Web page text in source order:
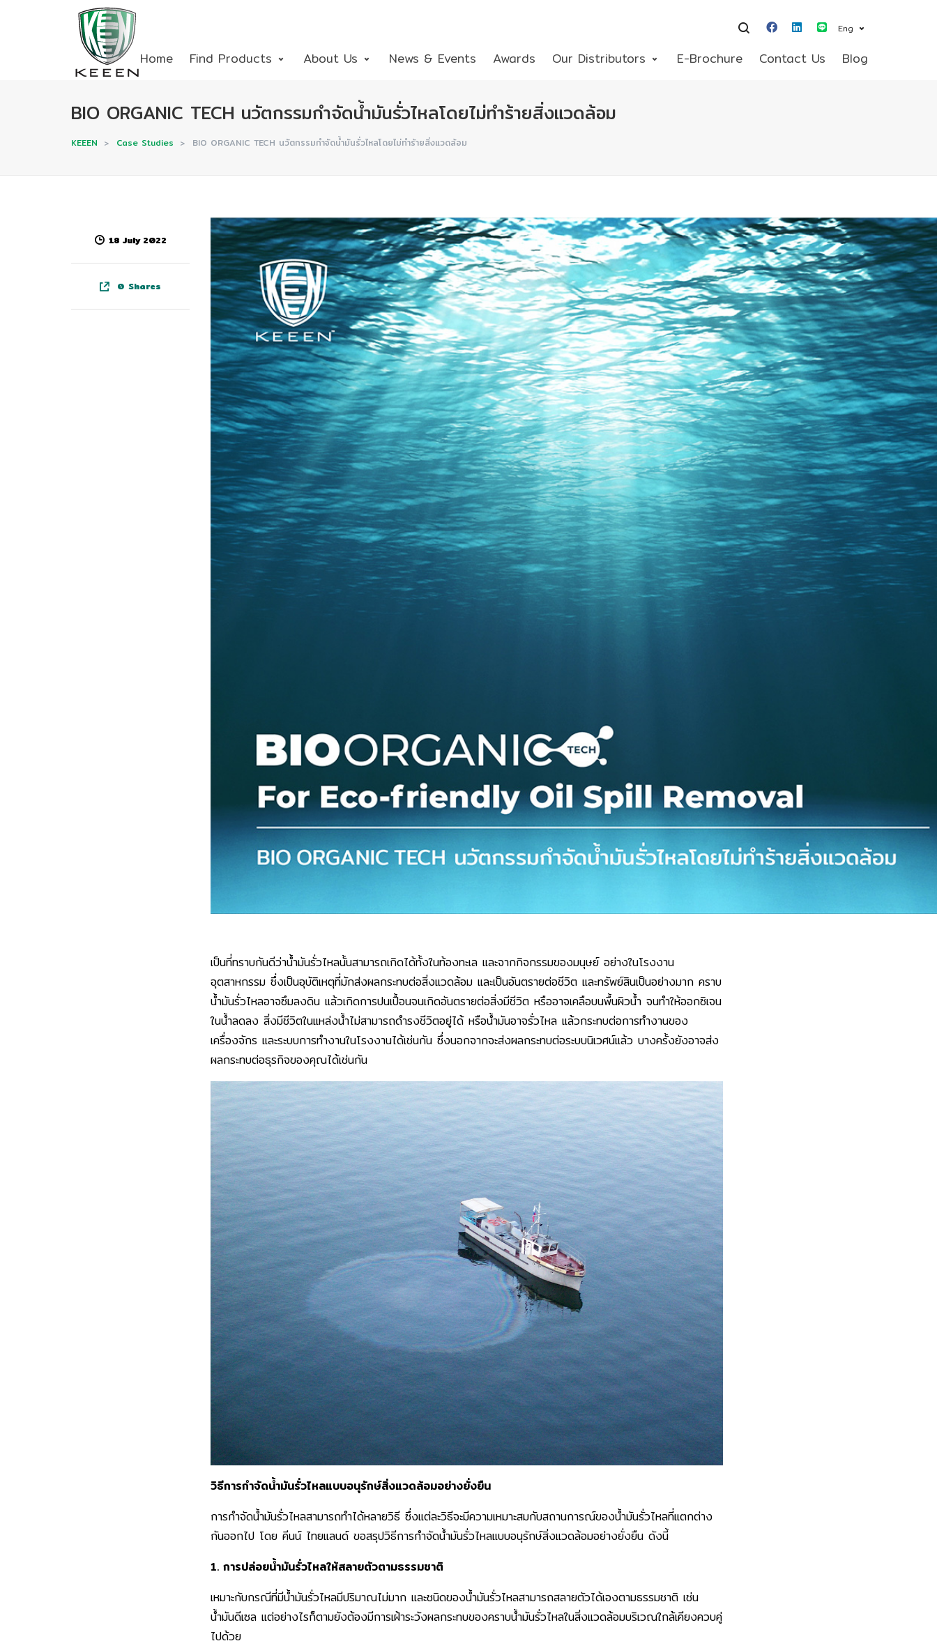
Home Find Products About Us News & Events Awards Our Distributors E-Brochure Contact Us Blog
Eng
BIO ORGANIC TECH นวัตกรรมกําจัดนํ้ามันรั่วไหลโดยไม่ทําร้ายสิ่งแวดล้อม
KEEEN > Case Studies > BIO ORGANIC TECH นวัตกรรมกําจัดนํ้ามันรั่วไหลโดยไม่ทําร้ายสิ่งแวดล้อม
18 July 2022
0 Shares
เป็นที่ทราบกันดีว่าน้ำมันรั่วไหลนั้นสามารถเกิดได้ทั้งในท้องทะเล และจากกิจกรรมของมนุษย์ อย่างในโรงงาน
อุตสาหกรรม ซึ่งเป็นอุบัติเหตุที่มักส่งผลกระทบต่อสิ่งแวดล้อม และเป็นอันตรายต่อชีวิต และทรัพย์สินเป็นอย่างมาก คราบ
น้ำมันรั่วไหลอาจซึมลงดิน แล้วเกิดการปนเปื้อนจนเกิดอันตรายต่อสิ่งมีชีวิต หรืออาจเคลือบนพื้นผิวน้ำ จนทำให้ออกซิเจน
ในน้ำลดลง สิ่งมีชีวิตในแหล่งน้ำไม่สามารถดำรงชีวิตอยู่ได้ หรือน้ำมันอาจรั่วไหล แล้วกระทบต่อการทำงานของ
เครื่องจักร และระบบการทำงานในโรงงานได้เช่นกัน ซึ่งนอกจากจะส่งผลกระทบต่อระบบนิเวศน์แล้ว บางครั้งยังอาจส่ง
ผลกระทบต่อธุรกิจของคุณได้เช่นกัน
วิธีการกำจัดน้ำมันรั่วไหลแบบอนุรักษ์สิ่งแวดล้อมอย่างยั่งยืน
การกำจัดน้ำมันรั่วไหลสามารถทำได้หลายวิธี ซึ่งแต่ละวิธีจะมีความเหมาะสมกับสถานการณ์ของน้ำมันรั่วไหลที่แตกต่าง
กันออกไป โดย คีนน์ ไทยแลนด์ ขอสรุปวิธีการกำจัดน้ำมันรั่วไหลแบบอนุรักษ์สิ่งแวดล้อมอย่างยั่งยืน ดังนี้
1. การปล่อยน้ำมันรั่วไหลให้สลายตัวตามธรรมชาติ
เหมาะกับกรณีที่มีน้ำมันรั่วไหลมีปริมาณไม่มาก และชนิดของน้ำมันรั่วไหลสามารถสลายตัวได้เองตามธรรมชาติ เช่น
น้ำมันดีเซล แต่อย่างไรก็ตามยังต้องมีการเฝ้าระวังผลกระทบของคราบน้ำมันรั่วไหลในสิ่งแวดล้อมบริเวณใกล้เคียงควบคู่
ไปด้วย